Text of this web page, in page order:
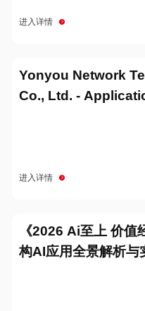
进入详情
Yonyou Network
Co., Ltd. -
进入详情
《2026 Ai至上 价值
构AI应用全景解析与